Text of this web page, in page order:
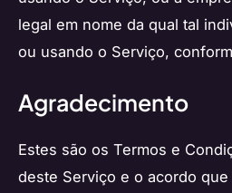
legal em nome da qual tal
ou usando o Serviço,
Agradecimento
Estes são os Termos e
deste Serviço e o acordo